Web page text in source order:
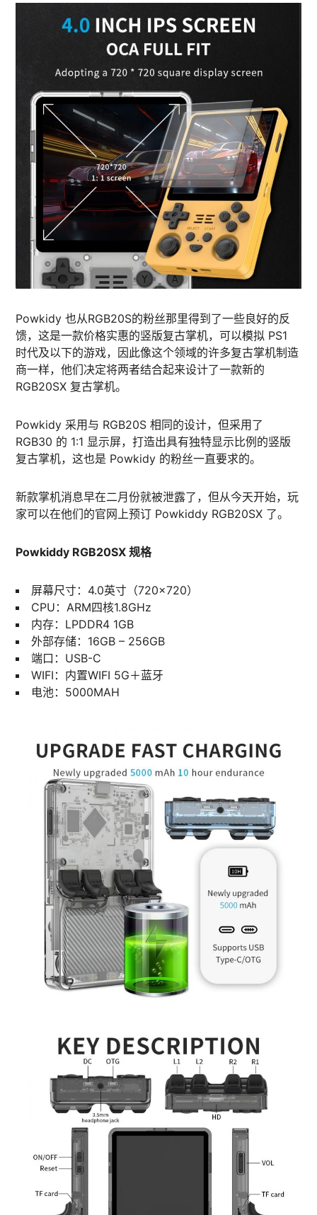
Powkidy 也从RGB20S的粉丝那里得到了一些良好的反
馈，这是一款价格实惠的竖版复古掌机，可以模拟 PS1
时代及以下的游戏，因此像这个领域的许多复古掌机制造
商一样，他们决定将两者结合起来设计了一款新的
RGB20SX 复古掌机。
Powkidy 采用与 RGB20S 相同的设计，但采用了
RGB30 的 1:1 显示屏，打造出具有独特显示比例的竖版
复古掌机，这也是 Powkidy 的粉丝一直要求的。
新款掌机消息早在二月份就被泄露了，但从今天开始，玩
家可以在他们的官网上预订 Powkiddy RGB20SX 了。
Powkiddy RGB20SX 规格
屏幕尺寸：4.0英寸（720×720）
CPU：ARM四核1.8GHz
内存：LPDDR4 1GB
外部存储：16GB – 256GB
​端口：USB-C
WIFI：内置WIFI 5G＋蓝牙
电池：5000MAH